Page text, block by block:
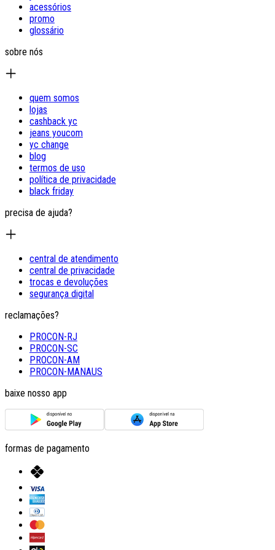
acessórios
promo
glossário
sobre nós
quem somos
lojas
cashback yc
jeans youcom
yc change
blog
termos de uso
política de privacidade
black friday
precisa de ajuda?
central de atendimento
central de privacidade
trocas e devoluções
segurança digital
reclamações?
PROCON-RJ
PROCON-SC
PROCON-AM
PROCON-MANAUS
baixe nosso app
formas de pagamento